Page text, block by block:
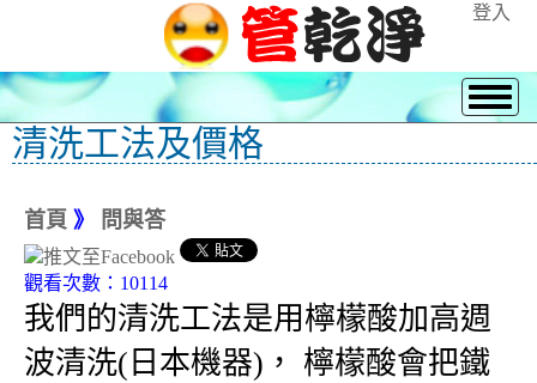
登入
清洗工法及價格
首頁 》 問與答
觀看次數：10114
我們的清洗工法是用檸檬酸加高週
波清洗(日本機器)， 檸檬酸會把鐵